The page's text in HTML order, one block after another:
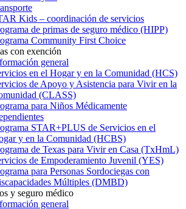
Kids – coordinación de servicios
de primas de seguro médico (HIPP)
Community First Choice
con exención
general
en el Hogar y en la Comunidad (HCS)
de Apoyo y Asistencia para Vivir en la
(CLASS)
para Niños Médicamente
STAR+PLUS de Servicios en el
y en la Comunidad (HCBS)
de Texas para Vivir en Casa (TxHmL)
de Empoderamiento Juvenil (YES)
para Personas Sordociegas con
Múltiples (DMBD)
y seguro médico
general